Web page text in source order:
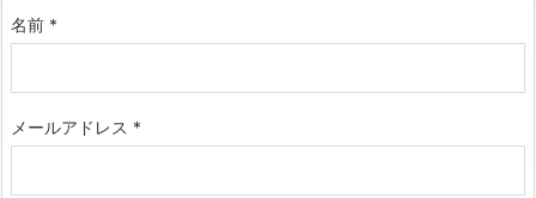
名前 *
メールアドレス *